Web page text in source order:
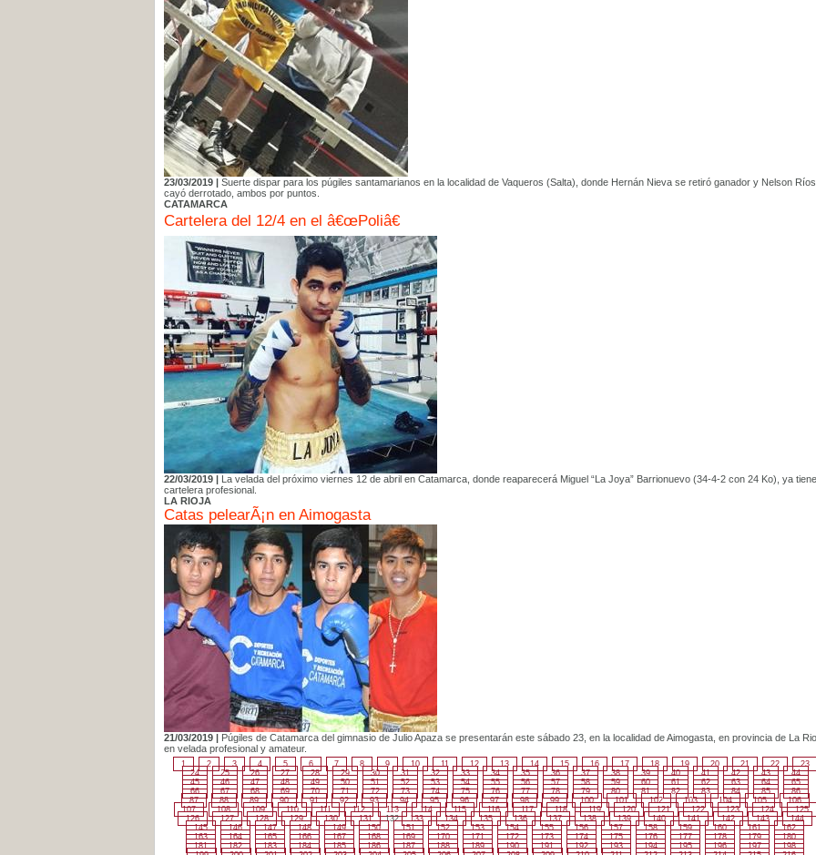
23/03/2019 | Suerte dispar para los púgiles santamarianos en la localidad de Vaqueros (Salta), donde Hernán Nieva se retiró ganador y Nelson Ríos
cayó derrotado, ambos por puntos.
CATAMARCA
Cartelera del 12/4 en el â€œPoliâ€
22/03/2019 | La velada del próximo viernes 12 de abril en Catamarca, donde reaparecerá Miguel “La Joya” Barrionuevo (34-4-2 con 24 Ko), ya tiene
cartelera profesional.
LA RIOJA
Catas pelearÃ¡n en Aimogasta
21/03/2019 | Púgiles de Catamarca del gimnasio de Julio Apaza se presentarán este sábado 23, en la localidad de Aimogasta, en provincia de La
en velada profesional y amateur.
1 2 3 4 5 6 7 8 9 10 11 12 13 14 15 16 17 18 19 20 21 22
23
24
25 26 27 28 29 30 31 32 33 34 35 36 37 38 39 40 41 42 43
44
45
46 47 48 49 50 51 52 53 54 55 56 57 58 59 60 61 62 63 64
65
66
67 68 69 70 71 72 73 74 75 76 77 78 79 80 81 82 83 84 85
86
87
88 89 90 91 92 93 94 95 96 97 98 99 100 101 102 103 104 105
106
107
108 109 110 111 112 113 114 115 116 117 118 119 120 121 122 123 124
125
126
127 128 129 130 131 132 133 134 135 136 137 138 139 140 141 142 143
144
145
146 147 148 149 150 151 152 153 154 155 156 157 158 159 160 161
162
163
164 165 166 167 168 169 170 171 172 173 174 175 176 177 178 179
180
181
182 183 184 185 186 187 188 189 190 191 192 193 194 195 196 197
198